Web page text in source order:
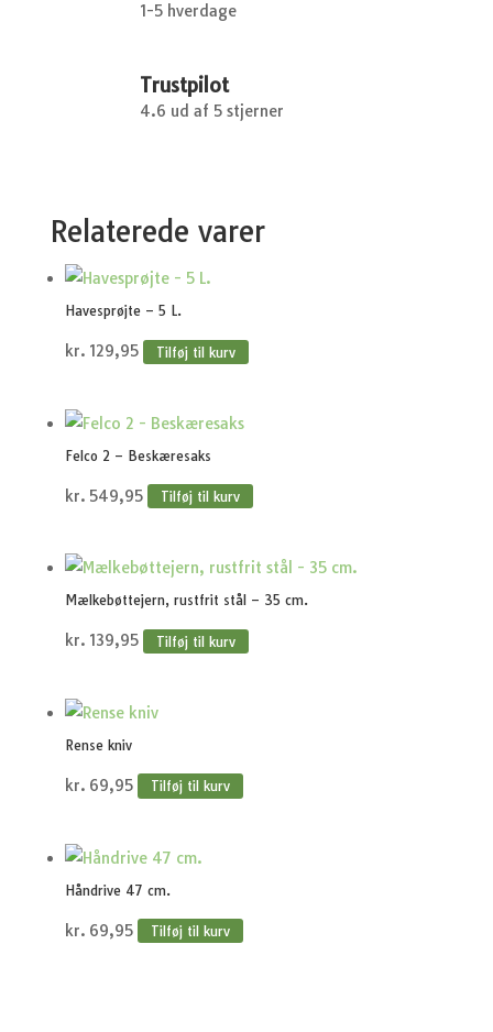
1-5 hverdage
Trustpilot
4.6 ud af 5 stjerner
Relaterede varer
Havesprøjte – 5 L.
kr. 129,95 Tilføj til kurv
Felco 2 – Beskæresaks
kr. 549,95 Tilføj til kurv
Mælkebøttejern, rustfrit stål – 35 cm.
kr. 139,95 Tilføj til kurv
Rense kniv
kr. 69,95 Tilføj til kurv
Håndrive 47 cm.
kr. 69,95 Tilføj til kurv